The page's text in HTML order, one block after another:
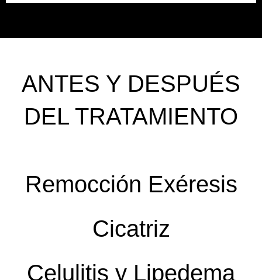
ANTES Y DESPUÉS
DEL TRATAMIENTO
Remocción Exéresis
Cicatriz
Celulitis y Lipedema